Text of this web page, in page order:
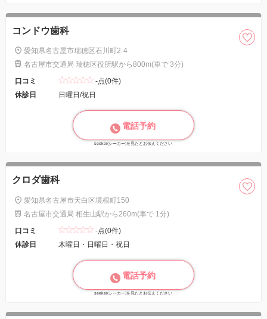
コンドウ歯科
愛知県名古屋市瑞穂区石川町2-4
名古屋市交通局 瑞穂区役所駅から800m(車で 3分)
口コミ
-点(0件)
休診日
日曜日/祝日
電話予約
seeker(シーカー)を見たとお伝えください
クロダ歯科
愛知県名古屋市天白区境根町150
名古屋市交通局 相生山駅から260m(車で 1分)
口コミ
-点(0件)
休診日
木曜日・日曜日・祝日
電話予約
seeker(シーカー)を見たとお伝えください